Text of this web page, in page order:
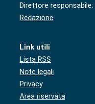
Direttore responsabile:
Redazione
Link utili
Lista RSS
Note legali
Privacy
Area riservata